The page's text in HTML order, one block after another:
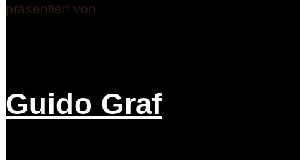
präsentiert von
Guido Graf